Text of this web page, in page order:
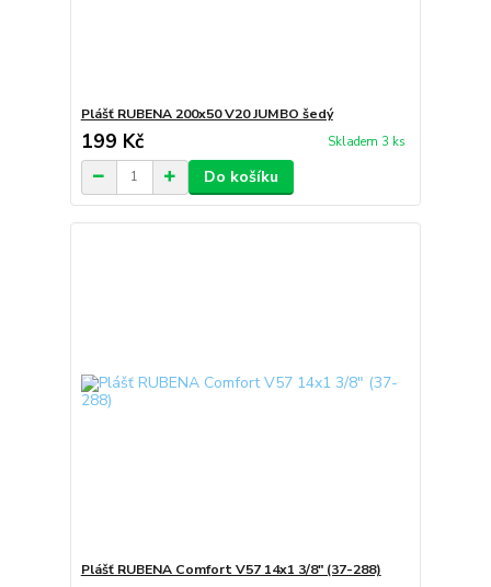
Plášť RUBENA 200x50 V20 JUMBO šedý
199 Kč Skladem 3 ks
Do košíku
Plášť RUBENA Comfort V57 14x1 3/8" (37-288)